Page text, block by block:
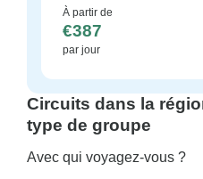
À partir de
€387
par jour
Circuits dans la
type de groupe
Avec qui voyagez-vous ?